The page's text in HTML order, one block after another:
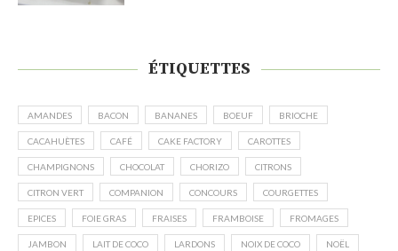
ÉTIQUETTES
AMANDES BACON BANANES BOEUF BRIOCHE
CACAHUÈTES CAFÉ CAKE FACTORY CAROTTES
CHAMPIGNONS CHOCOLAT CHORIZO CITRONS
CITRON VERT COMPANION CONCOURS COURGETTES
EPICES FOIE GRAS FRAISES FRAMBOISE FROMAGES
JAMBON LAIT DE COCO LARDONS NOIX DE COCO NOËL